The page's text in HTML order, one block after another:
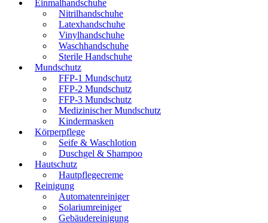
Einmalhandschuhe
Nitrilhandschuhe
Latexhandschuhe
Vinylhandschuhe
Waschhandschuhe
Sterile Handschuhe
Mundschutz
FFP-1 Mundschutz
FFP-2 Mundschutz
FFP-3 Mundschutz
Medizinischer Mundschutz
Kindermasken
Körperpflege
Seife & Waschlotion
Duschgel & Shampoo
Hautschutz
Hautpflegecreme
Reinigung
Automatenreiniger
Solariumreiniger
Gebäudereinigung